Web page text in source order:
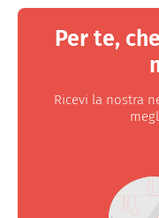
Per te,
Ricevi la nostra